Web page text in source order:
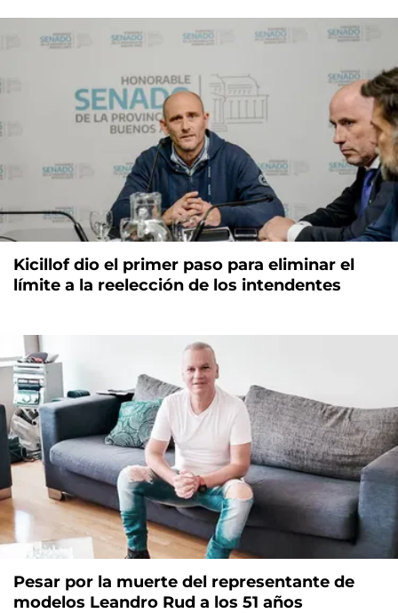
Kicillof dio el primer paso para eliminar el
límite a la reelección de los intendentes
Pesar por la muerte del representante de
modelos Leandro Rud a los 51 años